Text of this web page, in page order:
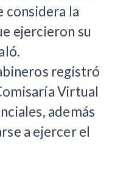
considera la
ejercieron su
registró
Virtual
además
a ejercer el